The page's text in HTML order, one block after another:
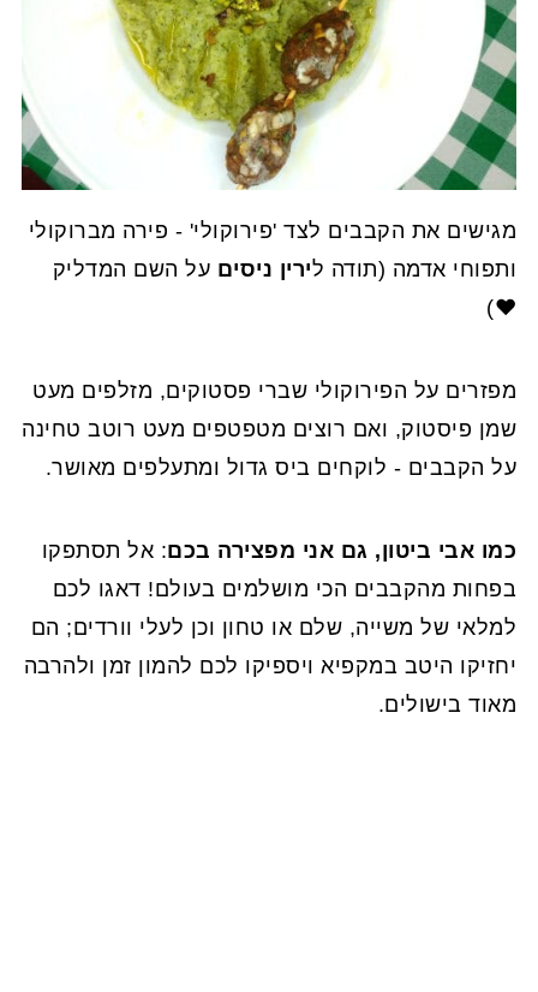
מגישים את הקבבים לצד 'פירוקולי' - פירה מברוקולי
ותפוחי אדמה (תודה לירין ניסים על השם המדליק
❤️)
מפזרים על הפירוקולי שברי פסטוקים, מזלפים מעט
שמן פיסטוק, ואם רוצים מטפטפים מעט רוטב טחינה
על הקבבים - לוקחים ביס גדול ומתעלפים מאושר.
כמו אבי ביטון, גם אני מפצירה בכם: אל תסתפקו
בפחות מהקבבים הכי מושלמים בעולם! דאגו לכם
למלאי של משייה, שלם או טחון וכן לעלי וורדים; הם
יחזיקו היטב במקפיא ויספיקו לכם להמון זמן ולהרבה
מאוד בישולים.